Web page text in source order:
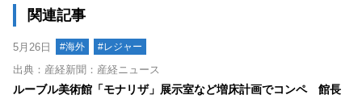
関連記事
5月26日 #海外 #レジャー
出典：産経新聞：産経ニュース
ルーブル美術館「モナリザ」展示室など増床計画でコンペ 館長